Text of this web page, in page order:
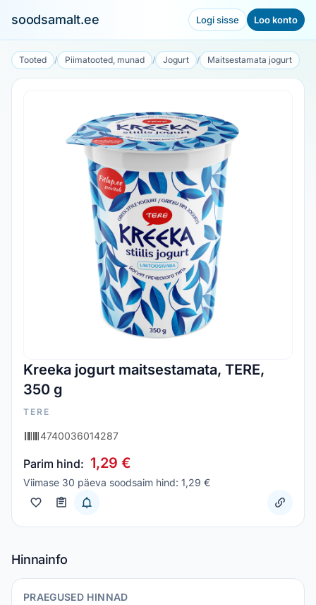
soodsamalt.ee Logi sisse Loo konto
Tooted / Piimatooted, munad / Jogurt / Maitsestamata jogurt
Kreeka jogurt maitsestamata, TERE,
350 g
TERE
4740036014287
Parim hind: 1,29 €
Viimase 30 päeva soodsaim hind: 1,29 €
Hinnainfo
PRAEGUSED HINNAD